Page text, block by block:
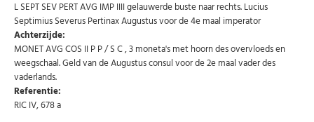
Uw gegevens worden niet gedeeld met derden
Niet meer opnieuw tonen.
L SEPT SEV PERT AVG IMP IIII gelauwerde buste naar rechts. Lucius
Septimius Severus Pertinax Augustus voor de 4e maal imperator
Achterzijde:
MONET AVG COS II P P / S C , 3 moneta's met hoorn des overvloeds en
weegschaal. Geld van de Augustus consul voor de 2e maal vader des
vaderlands.
Referentie:
RIC IV, 678 a